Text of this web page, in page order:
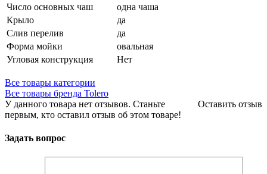
Число основных чаш
одна чаша
Крыло
да
Слив перелив
да
Форма мойки
овальная
Угловая конструкция
Нет
Все товары категории
Все товары бренда Tolero
Оставить отзыв
У данного товара нет отзывов. Станьте
первым, кто оставил отзыв об этом товаре!
Задать вопрос